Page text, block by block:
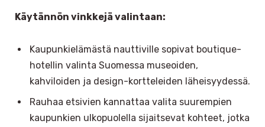
Käytännön vinkkejä valintaan:
Kaupunkielämästä nauttiville sopivat boutique-
hotellin valinta Suomessa museoiden,
kahviloiden ja design-kortteleiden läheisyydessä.
Rauhaa etsivien kannattaa valita suurempien
kaupunkien ulkopuolella sijaitsevat kohteet, jotka